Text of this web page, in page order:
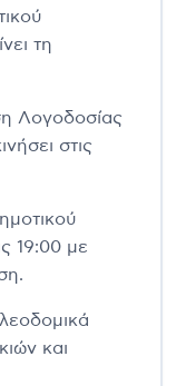
τη
Λογοδοσίας
στις
19:00 με
και